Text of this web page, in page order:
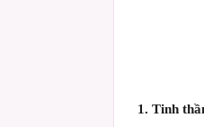
1. Tinh